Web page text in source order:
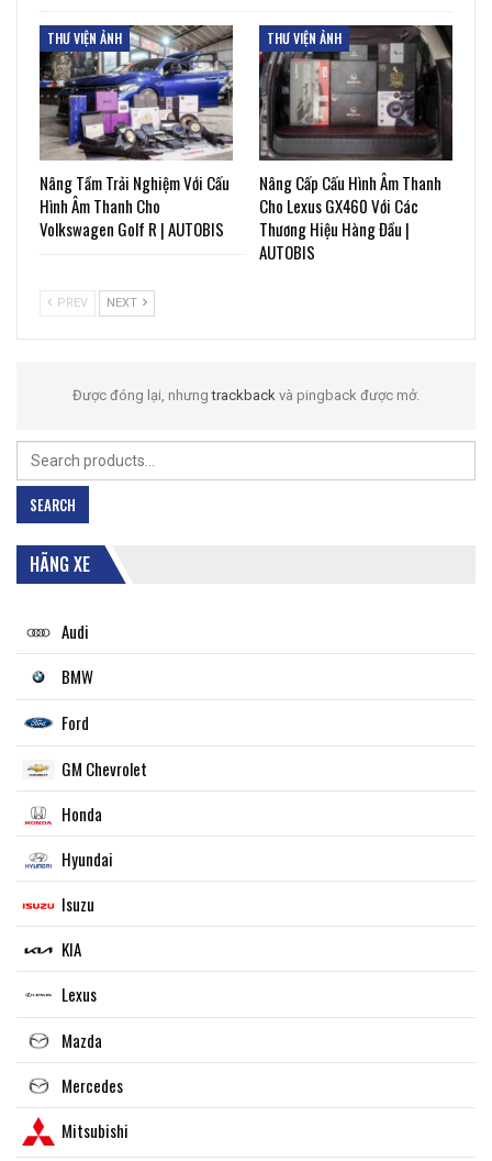
THƯ VIỆN ẢNH
Nâng Tầm Trải Nghiệm Với Cấu
Hình Âm Thanh Cho
Volkswagen Golf R | AUTOBIS
THƯ VIỆN ẢNH
Nâng Cấp Cấu Hình Âm Thanh
Cho Lexus GX460 Với Các
Thương Hiệu Hàng Đầu |
AUTOBIS
PREV NEXT
Được đóng lại, nhưngtrackback và pingback được mở.
Search
for:
SEARCH
HÃNG XE
Audi
BMW
Ford
GM Chevrolet
Honda
Hyundai
Isuzu
KIA
Lexus
Mazda
Mercedes
Mitsubishi